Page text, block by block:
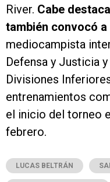
River. Cabe
también convocó a
mediocampista
Defensa y Justicia
Divisiones
entrenamientos
el inicio del torneo
febrero.
LUCAS BELTRÁN